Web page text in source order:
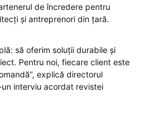
de încredere pentru
și antreprenori din țară.
să oferim soluții durabile și
Pentru noi, fiecare client este
explică directorul
interviu acordat revistei